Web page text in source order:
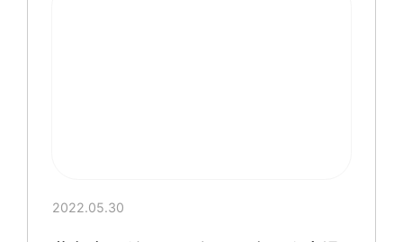
2022.05.30